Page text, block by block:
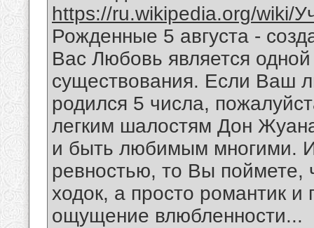
https://ru.wikipedia.org/wiki/
Рожденные 5 августа -
Вас Любовь является
существования. Если
родился 5 числа,
легким шалостям Дон
и быть любимым многими.
ревностью, то Вы
ходок, а просто романтик и
ощущение влюбленности...